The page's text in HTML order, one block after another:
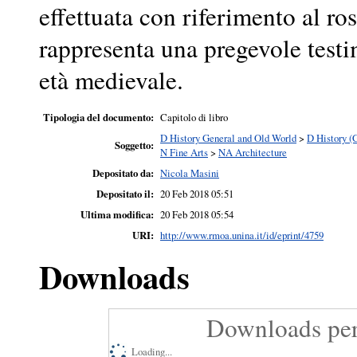
effettuata con riferimento al
rappresenta una pregevole
età medievale.
Tipologia del documento: Capitolo di libro
Soggetto: D History General and Old World> D History
N Fine Arts> NA Architecture
Depositato da: Nicola Masini
Depositato il: 20 Feb 2018 05:51
Ultima modifica: 20 Feb 2018 05:54
URI: http://www.rmoa.unina.it/id/eprint/4759
Downloads
Downloads
Loading...